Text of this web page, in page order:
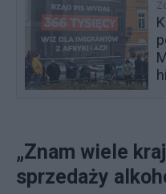
„Znam wiele
sprzedaży